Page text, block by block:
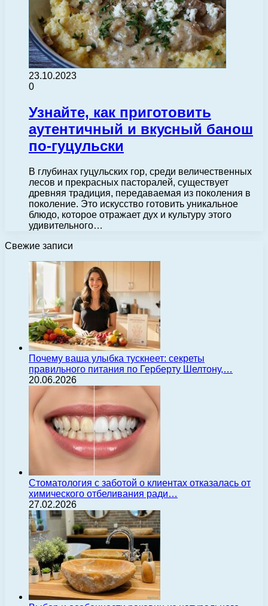
23.10.2023
0
Узнайте, как приготовить
аутентичный и вкусный банош
по-гуцульски
В глубинах гуцульских гор, среди величественных
лесов и прекрасных пасторалей, существует
древняя традиция, передаваемая из поколения в
поколение. Это искусство готовить уникальное
блюдо, которое отражает дух и культуру этого
удивительного…
Свежие записи
Почему ваша улыбка тускнеет: секреты
правильного питания по Герберту Шелтону,…
20.06.2026
Стоматология с заботой о клиентах отказалась от
химического отбеливания ради…
27.02.2026